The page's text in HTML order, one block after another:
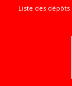
Liste des dépôts